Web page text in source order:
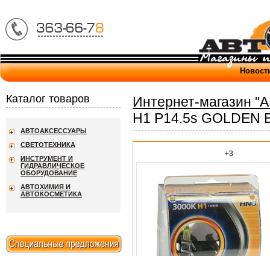
Интернет-магазин
H1 P14.5s GOLDEN
+3
Каталог товаров
АВТОАКСЕССУАРЫ
СВЕТОТЕХНИКА
ИНСТРУМЕНТ И
ГИДРАВЛИЧЕСКОЕ
ОБОРУДОВАНИЕ
АВТОХИМИЯ И
АВТОКОСМЕТИКА